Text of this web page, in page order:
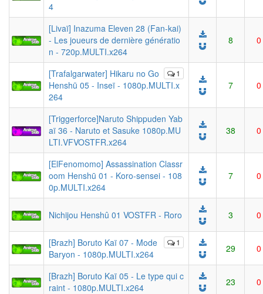
4
[Livaï] Inazuma Eleven 28 (Fan-kai)
- Les joueurs de dernière génératio
n - 720p.MULTI.x264
8 0
1
[Trafalgarwater] Hikaru no Go
Henshū 05 - Inseï - 1080p.MULTI.x
264
7 0
[Triggerforce]Naruto Shippuden Yab
aï 36 - Naruto et Sasuke 1080p.MU
LTI.VFVOSTFR.x264
38 0
[ElFenomomo] Assassination Classr
oom Henshū 01 - Koro-sensei - 108
0p.MULTI.x264
7 0
Nichijou Henshû 01 VOSTFR - Roro 3 0
1
[Brazh] Boruto Kaï 07 - Mode
Baryon - 1080p.MULTI.x264
29 0
[Brazh] Boruto Kaï 05 - Le type qui c
raint - 1080p.MULTI.x264
23 0